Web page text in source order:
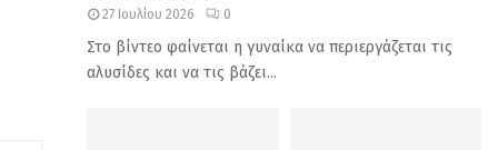
27 Ιουλίου 2026 0
Στο βίντεο φαίνεται η γυναίκα να περιεργάζεται τις
αλυσίδες και να τις βάζει...